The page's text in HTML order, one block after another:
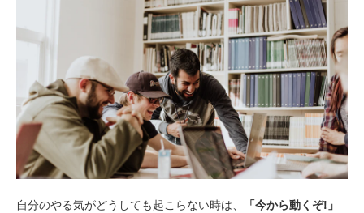
自分のやる気がどうしても起こらない時は、
「今から動くぞ!」